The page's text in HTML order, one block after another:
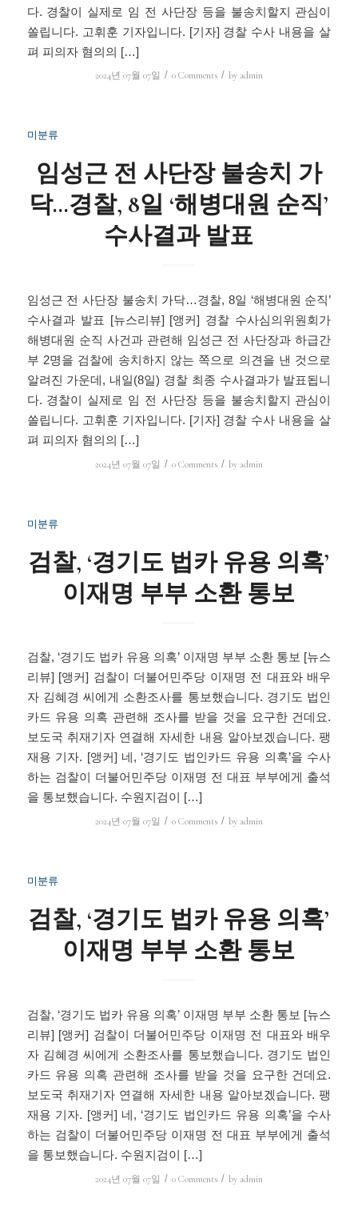
다. 경찰이 실제로 임 전 사단장 등을 불송치할지 관심이
쏠립니다. 고휘훈 기자입니다. [기자] 경찰 수사 내용을 살
펴 피의자 혐의의 […]
2024년 07월 07일 / 0 Comments / by admin
미분류
임성근 전 사단장 불송치 가
닥…경찰, 8일 ‘해병대원 순직’
수사결과 발표
임성근 전 사단장 불송치 가닥…경찰, 8일 ‘해병대원 순직’
수사결과 발표 [뉴스리뷰] [앵커] 경찰 수사심의위원회가
해병대원 순직 사건과 관련해 임성근 전 사단장과 하급간
부 2명을 검찰에 송치하지 않는 쪽으로 의견을 낸 것으로
알려진 가운데, 내일(8일) 경찰 최종 수사결과가 발표됩니
다. 경찰이 실제로 임 전 사단장 등을 불송치할지 관심이
쏠립니다. 고휘훈 기자입니다. [기자] 경찰 수사 내용을 살
펴 피의자 혐의의 […]
2024년 07월 07일 / 0 Comments / by admin
미분류
검찰, ‘경기도 법카 유용 의혹’
이재명 부부 소환 통보
검찰, ‘경기도 법카 유용 의혹’ 이재명 부부 소환 통보 [뉴스
리뷰] [앵커] 검찰이 더불어민주당 이재명 전 대표와 배우
자 김혜경 씨에게 소환조사를 통보했습니다. 경기도 법인
카드 유용 의혹 관련해 조사를 받을 것을 요구한 건데요.
보도국 취재기자 연결해 자세한 내용 알아보겠습니다. 팽
재용 기자. [앵커] 네, ‘경기도 법인카드 유용 의혹’을 수사
하는 검찰이 더불어민주당 이재명 전 대표 부부에게 출석
을 통보했습니다. 수원지검이 […]
2024년 07월 07일 / 0 Comments / by admin
미분류
검찰, ‘경기도 법카 유용 의혹’
이재명 부부 소환 통보
검찰, ‘경기도 법카 유용 의혹’ 이재명 부부 소환 통보 [뉴스
리뷰] [앵커] 검찰이 더불어민주당 이재명 전 대표와 배우
자 김혜경 씨에게 소환조사를 통보했습니다. 경기도 법인
카드 유용 의혹 관련해 조사를 받을 것을 요구한 건데요.
보도국 취재기자 연결해 자세한 내용 알아보겠습니다. 팽
재용 기자. [앵커] 네, ‘경기도 법인카드 유용 의혹’을 수사
하는 검찰이 더불어민주당 이재명 전 대표 부부에게 출석
을 통보했습니다. 수원지검이 […]
2024년 07월 07일 / 0 Comments / by admin